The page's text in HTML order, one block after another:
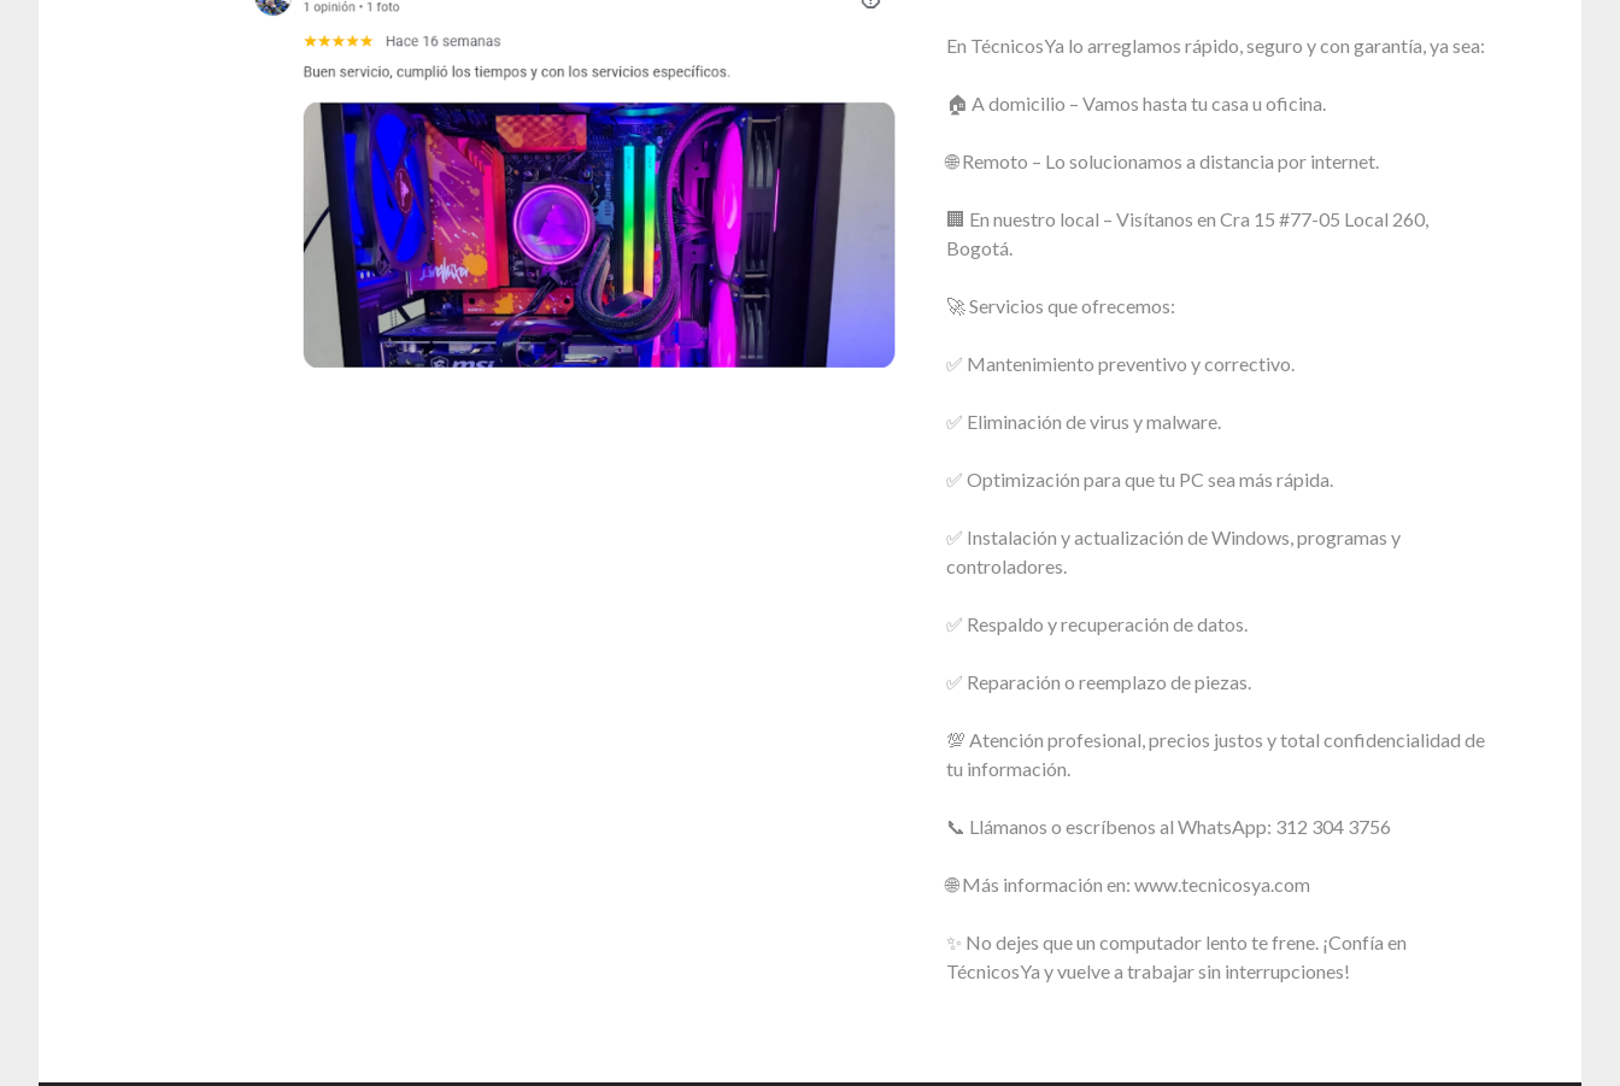
En TécnicosYa lo arreglamos rápido, seguro y con garantía, ya sea:
🏠 A domicilio – Vamos hasta tu casa u oficina.
🌐 Remoto – Lo solucionamos a distancia por internet.
🏢 En nuestro local – Visítanos en Cra 15 #77-05 Local 260,
Bogotá.
🚀 Servicios que ofrecemos:
✅ Mantenimiento preventivo y correctivo.
✅ Eliminación de virus y malware.
✅ Optimización para que tu PC sea más rápida.
✅ Instalación y actualización de Windows, programas y
controladores.
✅ Respaldo y recuperación de datos.
✅ Reparación o reemplazo de piezas.
💯 Atención profesional, precios justos y total confidencialidad de
tu información.
📞 Llámanos o escríbenos al WhatsApp: 312 304 3756
🌐 Más información en: www.tecnicosya.com
✨ No dejes que un computador lento te frene. ¡Confía en
TécnicosYa y vuelve a trabajar sin interrupciones!